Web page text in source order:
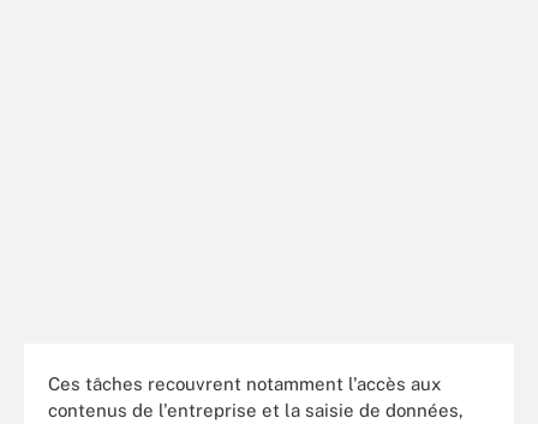
Ces tâches recouvrent notamment l'accès aux
contenus de l'entreprise et la saisie de données,